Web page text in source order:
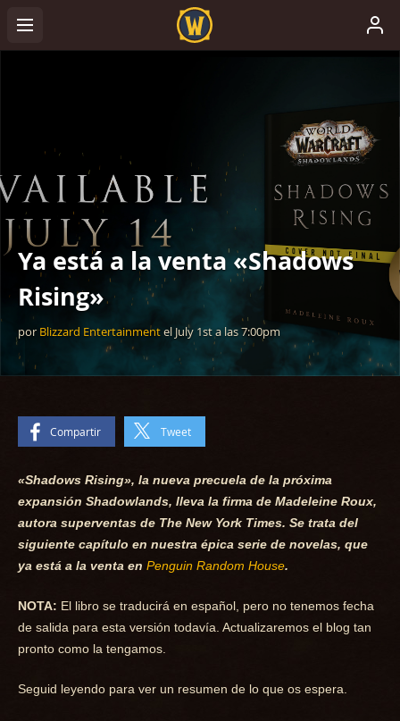
Ya está a la venta «Shadows
Rising»
por Blizzard Entertainmentel July 1sta las7:00pm
Compartir Tweet
«Shadows Rising», la nueva precuela de la próxima
expansión Shadowlands, lleva la firma de Madeleine Roux,
autora superventas de The New York Times. Se trata del
siguiente capítulo en nuestra épica serie de novelas, que
ya está a la venta en Penguin Random House.
NOTA: El libro se traducirá en español, pero no tenemos fecha
de salida para esta versión todavía. Actualizaremos el blog tan
pronto como la tengamos.
Seguid leyendo para ver un resumen de lo que os espera.